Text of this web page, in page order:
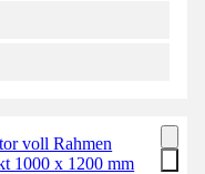
voll Rahmen
1000 x 1200 mm